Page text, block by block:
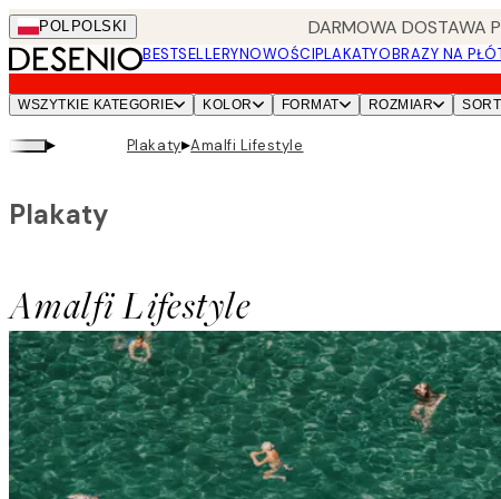
Skip
to
main
content.
POL POLSKI DARMOWA DOSTAWA
BESTSELLERYNOWOŚCIPLAKATYOBRAZY NA
WSZYTKIE KATEGORIE KOLOR FORMAT ROZMIAR
▸ Plakaty▸Amalfi Lifestyle
Amalfi Lifestyle
Plakaty